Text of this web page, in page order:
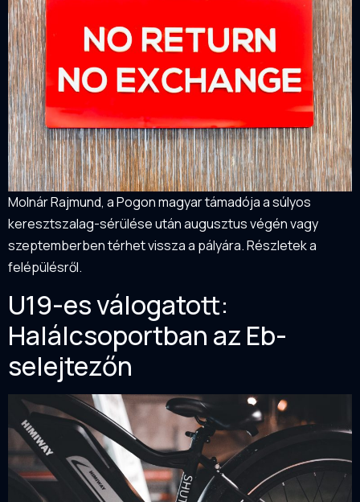
Molnár Rajmund, a Pogon magyar támadója a súlyos
keresztszalag-sérülése után augusztus végén vagy
szeptemberben térhet vissza a pályára. Részletek a
felépülésről.
U19-es válogatott:
Halálcsoportban az Eb-
selejtezőn